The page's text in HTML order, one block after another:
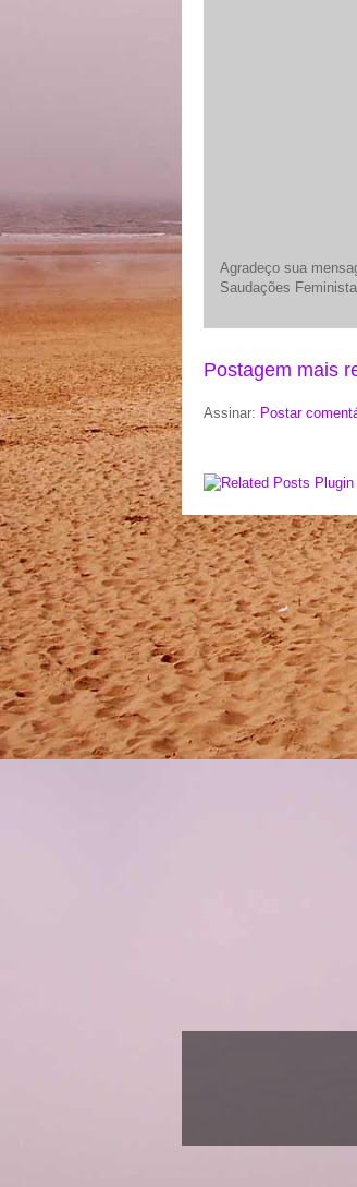
Agradeço sua
Saudações
Postagem mais
Assinar: Postar